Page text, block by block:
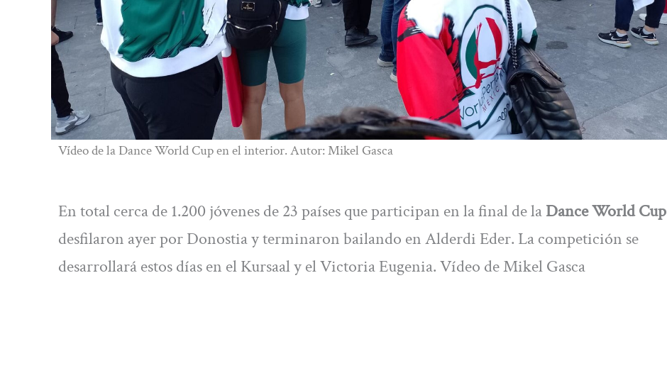
Vídeo de la Dance World Cup en el interior. Autor: Mikel Gasca
En total cerca de 1.200 jóvenes de 23 países que participan en la final de laDance World Cup
desfilaron ayer por Donostia y terminaron bailando en Alderdi Eder. La competición se
desarrollará estos días en el Kursaal y el Victoria Eugenia. Vídeo de Mikel Gasca